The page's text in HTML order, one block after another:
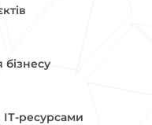
ресурсами